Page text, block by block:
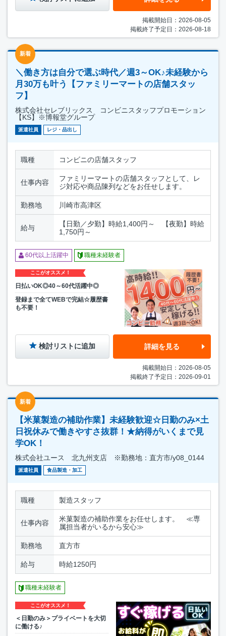
掲載開始日：2026-08-05
掲載終了予定日：2026-08-18
新着
＼働き方は自分で選ぶ時代／週3～OK♪未経験から
月30万も叶う【ファミリーマートの店舗スタッ
フ】
株式会社セレブリックス コンビニスタッフプロモーション
【KS】※博報堂グループ
派遣社員 レジ・品出し
職種 コンビニの店舗スタッフ
仕事内容
ファミリーマートの店舗スタッフとして、レ
ジ対応や商品陳列などをお任せします。
勤務地 川崎市高津区
給与
【日勤／夕勤】時給1,400円～ 【夜勤】時給
1,750円～
60代以上活躍中 職種未経験者
ここがオススメ！
日払いOK◎40～60代活躍中◎
登録まで全てWEBで完結☆履歴書
も不要！
検討リストに追加 詳細を見る
掲載開始日：2026-08-05
掲載終了予定日：2026-09-01
新着
【米菓製造の補助作業】未経験歓迎☆日勤のみ×土
日祝休みで働きやすさ抜群！★納得がいくまで見
学OK！
株式会社ユース 北九州支店 ※勤務地：直方市/y08_0144
派遣社員 食品製造・加工
職種 製造スタッフ
仕事内容
米菓製造の補助作業をお任せします。 ≪専
属担当者がいるから安心≫
勤務地 直方市
給与 時給1250円
職種未経験者
ここがオススメ！
＜日勤のみ＞プライベートを大切
に働ける♪